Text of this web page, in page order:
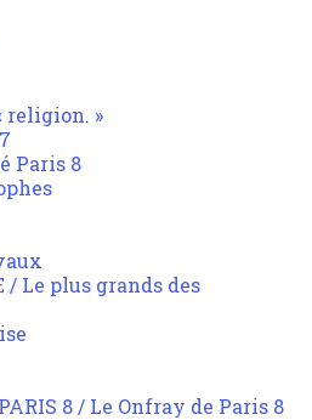
religion. »
Paris 8
/ Le plus grands des
8 / Le Onfray de Paris 8